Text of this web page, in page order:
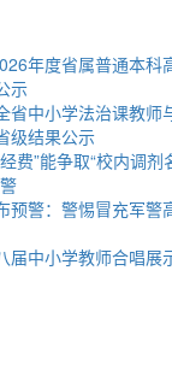
年度省属普通本科
示
省中小学法治课教师
级结果公示
费”能争取“校内调剂
预警：警惕冒充军警
届中小学教师合唱展